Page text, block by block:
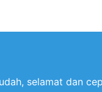
selamat dan